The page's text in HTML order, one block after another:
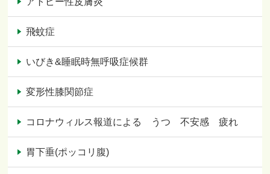
飛蚊症
いびき&睡眠時無呼吸症候群
変形性膝関節症
コロナウィルス報道による うつ 不安感 疲れ
胃下垂(ポッコリ腹)